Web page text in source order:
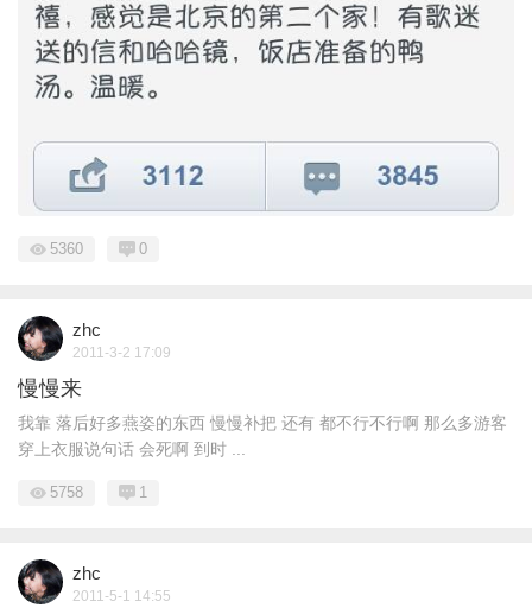
5360 0
zhc
2011-3-2 17:09
慢慢来
我靠 落后好多燕姿的东西 慢慢补把 还有 都不行不行啊 那么多游客
穿上衣服说句话 会死啊 到时 ...
5758 1
zhc
2011-5-1 14:55